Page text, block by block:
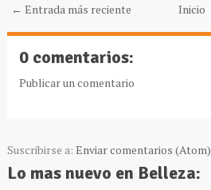
← Entrada más reciente Inicio
0 comentarios:
Publicar un comentario
Suscribirse a: Enviar comentarios (Atom)
Lo mas nuevo en Belleza: